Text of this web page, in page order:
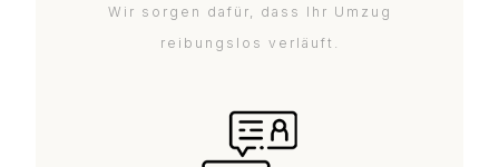
Wir sorgen dafür, dass Ihr Umzug
reibungslos verläuft.